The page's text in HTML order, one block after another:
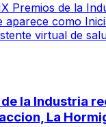
Premios de la
aparece como
virtual de
la Industria
La